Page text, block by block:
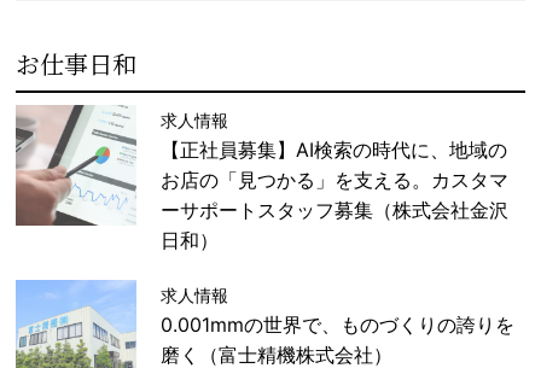
お仕事日和
求人情報
【正社員募集】AI検索の時代に、地域の
お店の「見つかる」を支える。カスタマ
ーサポートスタッフ募集（株式会社金沢
日和）
求人情報
0.001mmの世界で、ものづくりの誇りを
磨く（富士精機株式会社）